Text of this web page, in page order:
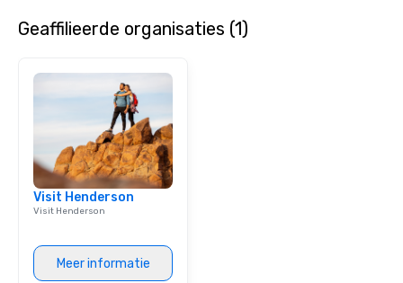
Geaffilieerde organisaties (1)
Visit Henderson
Visit Henderson
Meer informatie